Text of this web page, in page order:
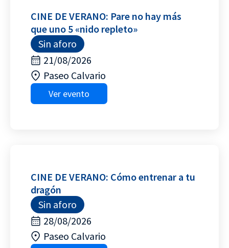
CINE DE VERANO: Pare no hay más
que uno 5 «nido repleto»
Sin aforo
21/08/2026
Paseo Calvario
Ver evento
CINE DE VERANO: Cómo entrenar a tu
dragón
Sin aforo
28/08/2026
Paseo Calvario